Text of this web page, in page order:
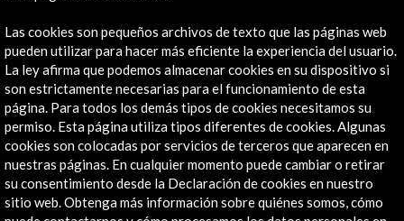
Línea de tiempo
18 Oct - 23 Oct 2016
Festival de la Palabra de Puerto Rico
San Juan, Puerto Rico
Las cookies son pequeños archivos de texto que las páginas web
pueden utilizar para hacer más eficiente la experiencia del usuario.
La ley afirma que podemos almacenar cookies en su dispositivo si
son estrictamente necesarias para el funcionamiento de esta
página. Para todos los demás tipos de cookies necesitamos su
permiso. Esta página utiliza tipos diferentes de cookies. Algunas
cookies son colocadas por servicios de terceros que aparecen en
nuestras páginas. En cualquier momento puede cambiar o retirar
su consentimiento desde la Declaración de cookies en nuestro
sitio web. Obtenga más información sobre quiénes somos, cómo